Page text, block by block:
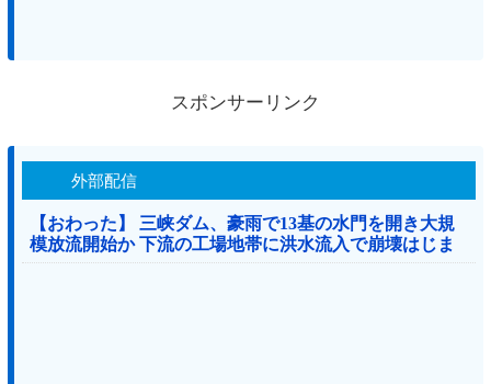
スポンサーリンク
外部配信
【おわった】 三峡ダム、豪雨で13基の水門を開き大規
模放流開始か 下流の工場地帯に洪水流入で崩壊はじま
る